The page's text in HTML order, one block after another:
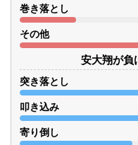
巻き落とし
その他
安大翔が負
突き落とし
叩き込み
寄り倒し